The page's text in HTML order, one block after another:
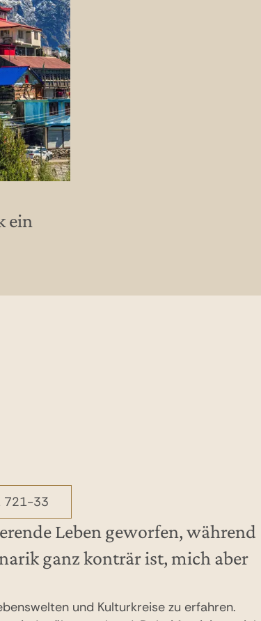
ein
721-33
Leben geworfen, während
ganz konträr ist, mich aber
und Kulturkreise zu erfahren.
721-33